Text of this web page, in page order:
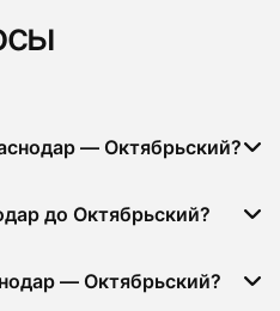
— Октябрьский?
до Октябрьский?
— Октябрьский?